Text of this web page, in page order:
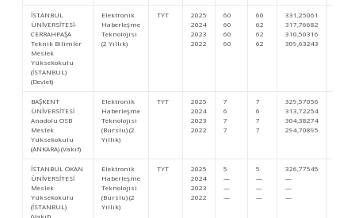
İSTANBUL
ÜNİVERSİTESİ-
CERRAHPAŞA
Teknik Bilimler
Meslek
Yüksekokulu
(İSTANBUL)
(Devlet)
Elektronik
Haberleşme
Teknolojisi
(2 Yıllık)
TYT
2025
2024
2023
2022
60
60
60
60
60
62
62
62
331,25061
317,76682
310,50316
309,63243
BAŞKENT
ÜNİVERSİTESİ
Anadolu OSB
Meslek
Yüksekokulu
(ANKARA) (Vakıf)
Elektronik
Haberleşme
Teknolojisi
(Burslu) (2
Yıllık)
TYT
2025
2024
2023
2022
7
6
7
7
7
6
7
7
329,57056
313,72254
304,38274
294,70895
İSTANBUL OKAN
ÜNİVERSİTESİ
Meslek
Yüksekokulu
(İSTANBUL)
(Vakıf)
Elektronik
Haberleşme
Teknolojisi
(Burslu) (2
Yıllık)
TYT
2025
2024
2023
2022
5
—
—
—
5
—
—
—
326,77545
—
—
—